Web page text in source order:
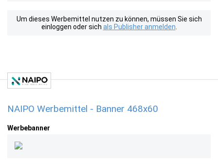
Um dieses Werbemittel nutzen zu können, müssen Sie sich
einloggen oder sich als Publisher anmelden
NAIPO Werbemittel - Banner 468x60
Werbebanner